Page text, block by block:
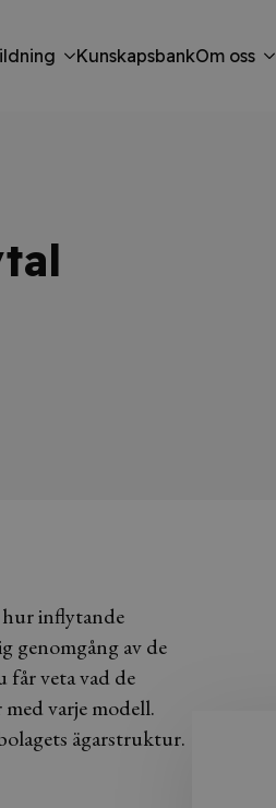
KunskapsbankOm oss
hur inflytande
genomgång av de
får veta vad de
varje modell.
ägarstruktur.